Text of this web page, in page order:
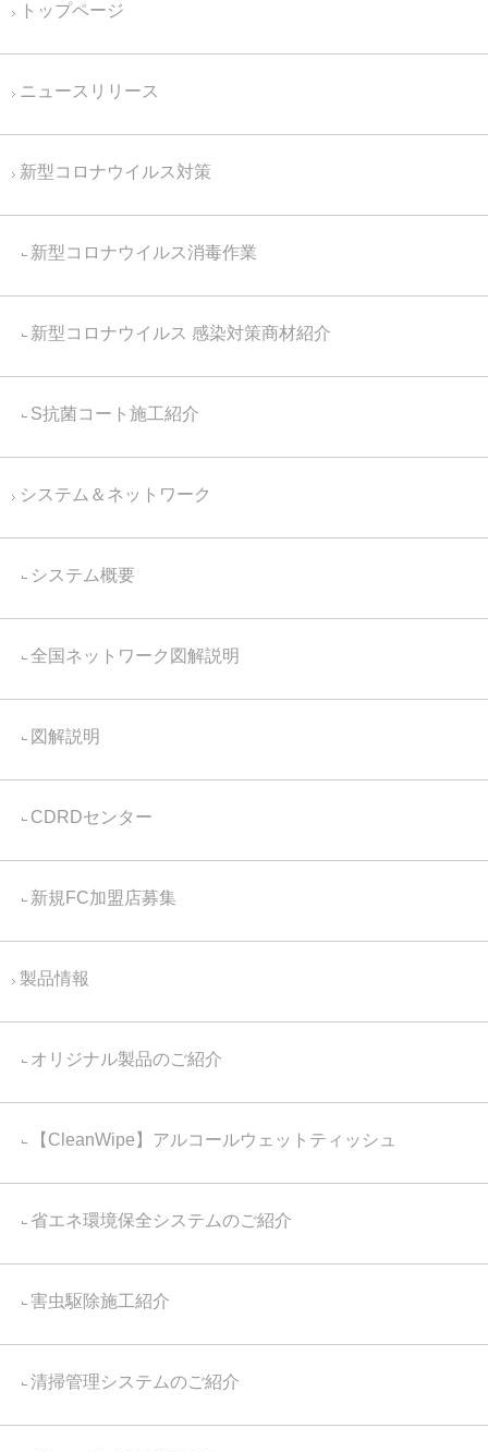
トップページ
ニュースリリース
新型コロナウイルス対策
新型コロナウイルス消毒作業
新型コロナウイルス 感染対策商材紹介
S抗菌コート施工紹介
システム＆ネットワーク
システム概要
全国ネットワーク図解説明
図解説明
CDRDセンター
新規FC加盟店募集
製品情報
オリジナル製品のご紹介
【CleanWipe】アルコールウェットティッシュ
省エネ環境保全システムのご紹介
害虫駆除施工紹介
清掃管理システムのご紹介